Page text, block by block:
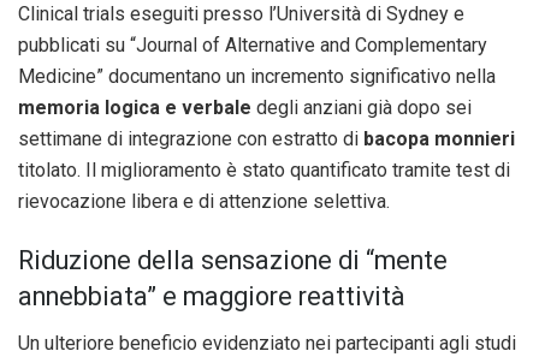
Clinical trials eseguiti presso l’Università di Sydney e
pubblicati su “Journal of Alternative and Complementary
Medicine” documentano un incremento significativo nella
memoria logica e verbale degli anziani già dopo sei
settimane di integrazione con estratto di bacopa monnieri
titolato. Il miglioramento è stato quantificato tramite test di
rievocazione libera e di attenzione selettiva.
Riduzione della sensazione di “mente
annebbiata” e maggiore reattività
Un ulteriore beneficio evidenziato nei partecipanti agli studi